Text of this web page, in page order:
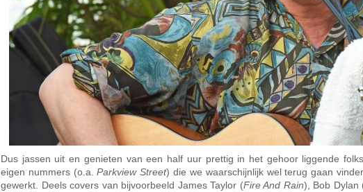
Dus jassen uit en genieten van een half uur prettig in het gehoor liggende
eigen nummers (o.a.Parkview Street) die we waarschijnlijk wel terug gaan
gewerkt. Deels covers van bijvoorbeeld James Taylor (Fire And Rain), Bob Dylan